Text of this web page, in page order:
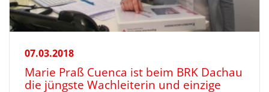
07.03.2018
Marie Praß Cuenca ist beim BRK Dachau
die jüngste Wachleiterin und einzige